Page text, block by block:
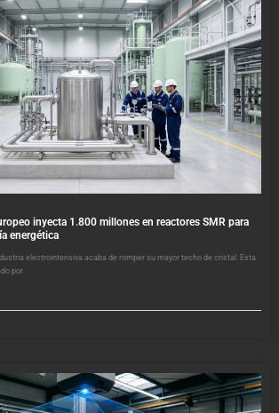
inyecta 1.800 millones en reactores SMR para
energética
electrointensiva acaba de romper su mayor techo de cristal. Esta
por